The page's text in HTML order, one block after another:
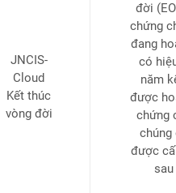
JNCIS-
Cloud
Kết thúc
vòng đời
đời
chứng
đang
có
năm
được
chứng
chúng
được
sau